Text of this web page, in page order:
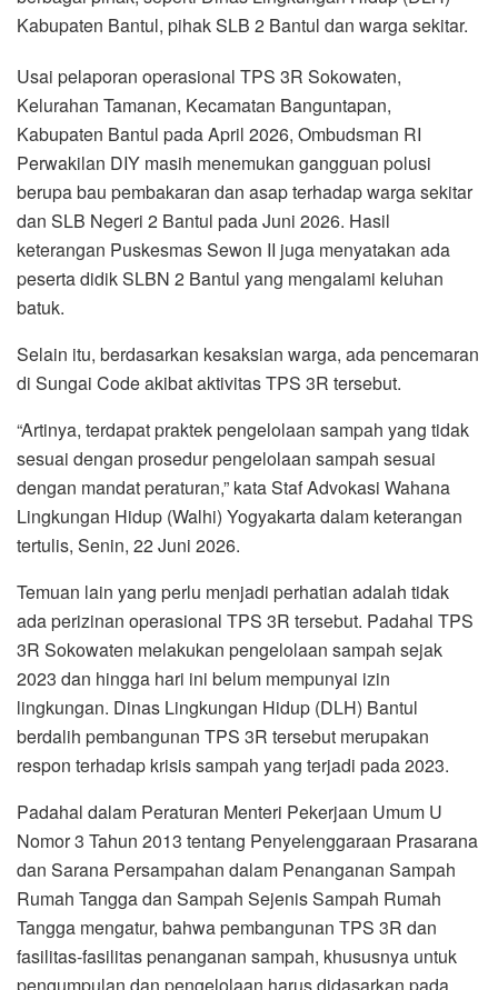
Kabupaten Bantul, pihak SLB 2 Bantul dan warga sekitar.
Usai pelaporan operasional TPS 3R Sokowaten,
Kelurahan Tamanan, Kecamatan Banguntapan,
Kabupaten Bantul pada April 2026, Ombudsman RI
Perwakilan DIY masih menemukan gangguan polusi
berupa bau pembakaran dan asap terhadap warga sekitar
dan SLB Negeri 2 Bantul pada Juni 2026. Hasil
keterangan Puskesmas Sewon II juga menyatakan ada
peserta didik SLBN 2 Bantul yang mengalami keluhan
batuk.
Selain itu, berdasarkan kesaksian warga, ada pencemaran
di Sungai Code akibat aktivitas TPS 3R tersebut.
“Artinya, terdapat praktek pengelolaan sampah yang tidak
sesuai dengan prosedur pengelolaan sampah sesuai
dengan mandat peraturan,” kata Staf Advokasi Wahana
Lingkungan Hidup (Walhi) Yogyakarta dalam keterangan
tertulis, Senin, 22 Juni 2026.
Temuan lain yang perlu menjadi perhatian adalah tidak
ada perizinan operasional TPS 3R tersebut. Padahal TPS
3R Sokowaten melakukan pengelolaan sampah sejak
2023 dan hingga hari ini belum mempunyai izin
lingkungan. Dinas Lingkungan Hidup (DLH) Bantul
berdalih pembangunan TPS 3R tersebut merupakan
respon terhadap krisis sampah yang terjadi pada 2023.
Padahal dalam Peraturan Menteri Pekerjaan Umum U
Nomor 3 Tahun 2013 tentang Penyelenggaraan Prasarana
dan Sarana Persampahan dalam Penanganan Sampah
Rumah Tangga dan Sampah Sejenis Sampah Rumah
Tangga mengatur, bahwa pembangunan TPS 3R dan
fasilitas-fasilitas penanganan sampah, khususnya untuk